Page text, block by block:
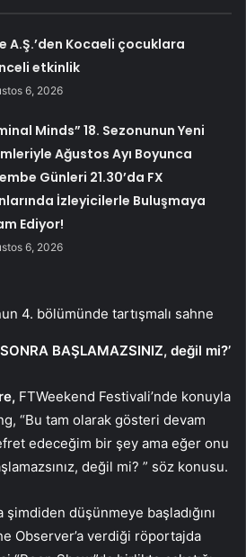
A.Ş.’den Kocaeli çocuklara
etkinlik
6, 2026
Minds” 18. Sezonunun Yeni
Ağustos Ayı Boyunca
Günleri 21.30’da FX
İzleyicilerle Buluşmaya
Ediyor!
6, 2026
4. bölümünde tartışmalı sahne
BAŞLAMAZSINIZ, değil mi?’
FTWeekend Festivali’nde konuyla
“Bu tam olarak gösteri devam
edeceğim bir şey ama eğer onu
değil mi? ” söz konusu.
düşünmeye başladığını
Observer’a verdiği röportajda